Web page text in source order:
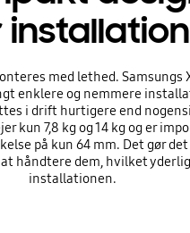
med lethed. Samsungs
enklere og nemmere
i drift hurtigere end
kun 7,8 kg og 14 kg og er
på kun 64 mm. Det gør
håndtere dem, hvilket
installationen.